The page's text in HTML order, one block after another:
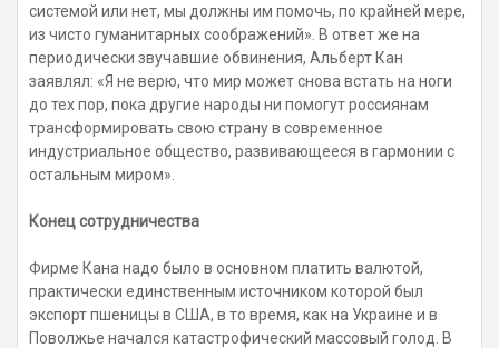
системой или нет, мы должны им помочь, по крайней мере,
из чисто гуманитарных соображений». В ответ же на
периодически звучавшие обвинения, Альберт Кан
заявлял: «Я не верю, что мир может снова встать на ноги
до тех пор, пока другие народы ни помогут россиянам
трансформировать свою страну в современное
индустриальное общество, развивающееся в гармонии с
остальным миром».
Конец сотрудничества
Фирме Кана надо было в основном платить валютой,
практически единственным источником которой был
экспорт пшеницы в США, в то время, как на Украине и в
Поволжье начался катастрофический массовый голод. В